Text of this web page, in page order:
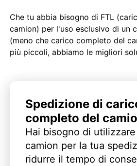
Che tu abbia bisogno di FTL
camion) per l'uso esclusivo di un
(meno che carico completo del
più piccoli, abbiamo le migliori
Spedizione di
completo del
Hai bisogno di
camion per la tua
ridurre il tempo di